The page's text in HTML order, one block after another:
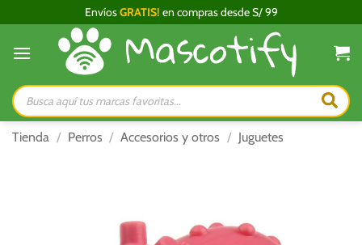
al
contenido
EnvíosGRATIS! en compras desde S/ 99
Búsqueda
de
productos
Tienda / Perros / Accesorios y otros / Juguetes